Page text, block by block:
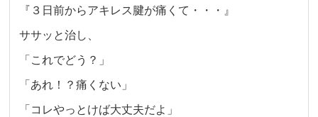
『３日前からアキレス腱が痛くて・・・』
ササッと治し、
「これでどう？」
「あれ！？痛くない」
「コレやっとけば大丈夫だよ」